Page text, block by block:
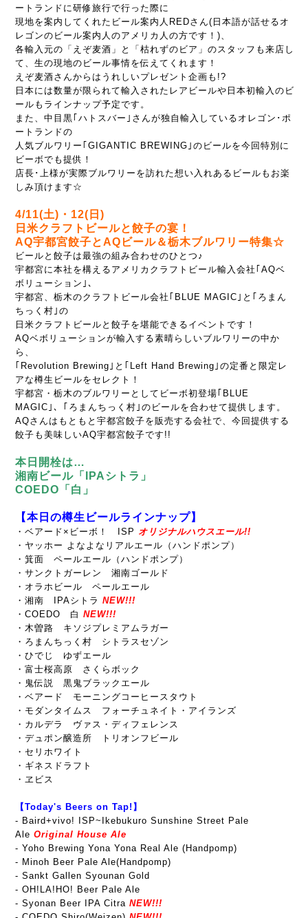
ートランドに研修旅行で行った際に
現地を案内してくれたビール案内人REDさん(日本語が話せるオ
レゴンのビール案内人のアメリカ人の方です！)、
各輸入元の「えぞ麦酒」と「枯れずのビア」のスタッフも来店し
て、 生の現地のビール事情を伝えてくれます！
えぞ麦酒さんからはうれしいプレゼント企画も!?
日本には数量が限られて輸入されたレアビールや 日本初輸入のビ
ールもラインナップ予定です。
また、中目黒｢ハトスバー｣さんが独自輸入しているオレゴン･ポ
ートランドの
人気ブルワリー｢GIGANTIC BREWING｣のビールを今回特別に
ビーボでも提供！
店長･上様が実際ブルワリーを訪れた想い入れあるビールもお楽
しみ頂けます☆
4/11(土)・12(日)
日米クラフトビールと餃子の宴！
AQ宇都宮餃子とAQビール＆栃木ブルワリー特集☆
ビールと餃子は最強の組み合わせのひとつ♪
宇都宮に本社を構えるアメリカクラフトビール輸入会社｢AQベ
ボリューション｣、
宇都宮、栃木のクラフトビール会社｢BLUE MAGIC｣と｢ろまん
ちっく村｣の
日米クラフトビールと餃子を堪能できるイベントです！
AQベボリューションが輸入する素晴らしいブルワリーの中か
ら、
｢Revolution Brewing｣と｢Left Hand Brewing｣の定番と限定レ
アな樽生ビールをセレクト！
宇都宮・栃木のブルワリーとしてビーボ初登場｢BLUE
MAGIC｣、 ｢ろまんちっく村｣のビールを合わせて提供します。
AQさんはもともと宇都宮餃子を販売する会社で、 今回提供する
餃子も美味しいAQ宇都宮餃子です!!
本日開栓は…
湘南ビール「IPAシトラ 」
COEDO「白」
【本日の樽生ビールラインナップ】
・ベアード×ビーボ！ ISP オリジナルハウスエール!!
・ヤッホー よなよなリアルエール（ハンドポンプ）
・箕面 ペールエール（ハンドポンプ）
・サンクトガーレン 湘南ゴールド
・オラホビール ペールエール
・湘南 IPAシトラ NEW!!!
・COEDO 白 NEW!!!
・木曽路 キソジプレミアムラガー
・ろまんちっく村 シトラスセゾン
・ひでじ ゆずエール
・富士桜高原 さくらボック
・鬼伝説 黒鬼ブラックエール
・ベアード モーニングコーヒースタウト
・モダンタイムス フォーチュネイト・アイランズ
・カルデラ ヴァス ・ディフェレンス
・デュポン醸造所 トリオンフビール
・セリホワイト
・ギネスドラフト
・ヱビス
【Today's Beers on Tap!】
- Baird+vivo! ISP~Ikebukuro Sunshine Street Pale
Ale Original House Ale
- Yoho Brewing Yona Yona Real Ale (Handpomp)
- Minoh Beer Pale Ale(Handpomp)
- Sankt Gallen Syounan Gold
- OH!LA!HO! Beer Pale Ale
- Syonan Beer IPA Citra NEW!!!